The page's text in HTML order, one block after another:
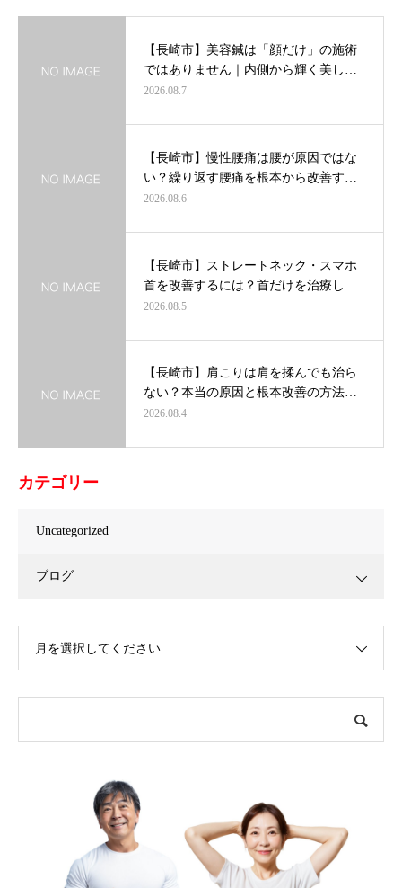
【長崎市】美容鍼は「顔だけ」の施術
ではありません｜内側から輝く美し…
2026.08.7
【長崎市】慢性腰痛は腰が原因ではな
い？繰り返す腰痛を根本から改善す…
2026.08.6
【長崎市】ストレートネック・スマホ
首を改善するには？首だけを治療し…
2026.08.5
【長崎市】肩こりは肩を揉んでも治ら
ない？本当の原因と根本改善の方法…
2026.08.4
カテゴリー
Uncategorized
ブログ
月を選択してください